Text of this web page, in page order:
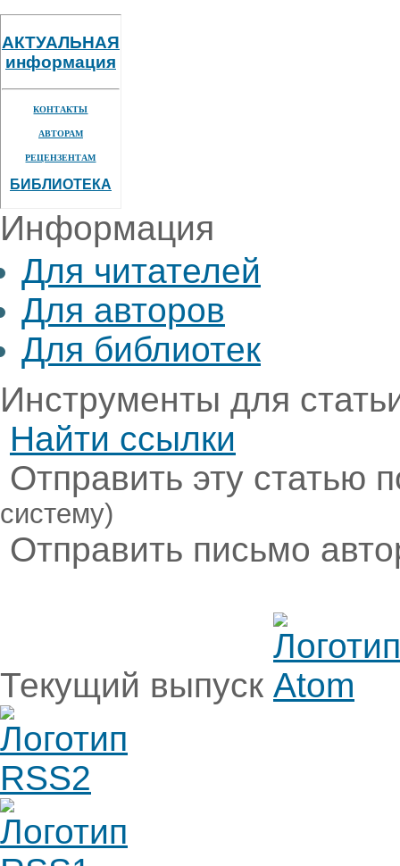
АКТУАЛЬНАЯ
информация
КОНТАКТЫ
АВТОРАМ
РЕЦЕНЗЕНТАМ
БИБЛИОТЕКА
Информация
Для читателей
Для авторов
Для библиотек
Инструменты для
Найти ссылки
Отправить эту статью
систему)
Отправить письмо
Текущий выпуск